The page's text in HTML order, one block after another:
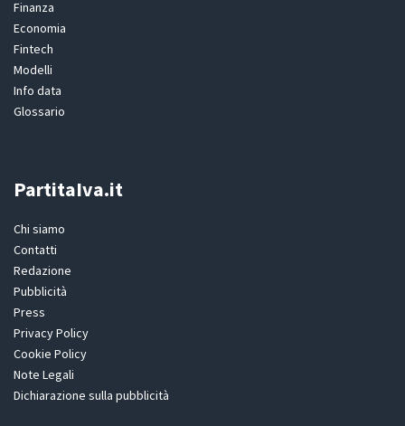
Finanza
Economia
Fintech
Modelli
Info data
Glossario
PartitaIva.it
Chi siamo
Contatti
Redazione
Pubblicità
Press
Privacy Policy
Cookie Policy
Note Legali
Dichiarazione sulla pubblicità